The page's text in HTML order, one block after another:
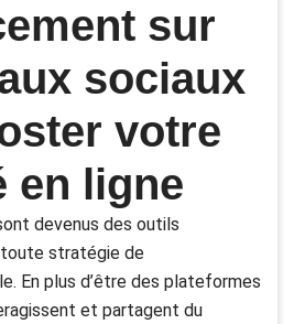
sur
sociaux
votre
en ligne
devenus des outils
stratégie de
En plus d’être des plateformes
et partagent du